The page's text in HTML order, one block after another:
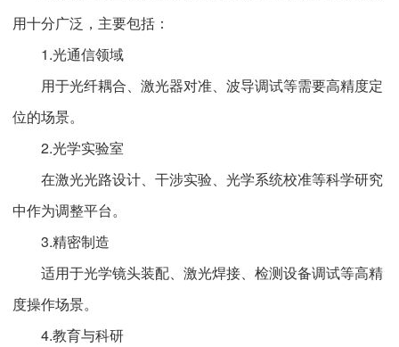
用十分广泛，主要包括：
1.光通信领域
用于光纤耦合、激光器对准、波导调试等需要高精度定
位的场景。
2.光学实验室
在激光光路设计、干涉实验、光学系统校准等科学研究
中作为调整平台。
3.精密制造
适用于光学镜头装配、激光焊接、检测设备调试等高精
度操作场景。
4.教育与科研